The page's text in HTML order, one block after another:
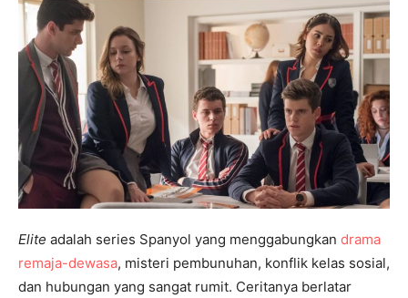
Elite adalah series Spanyol yang menggabungkan drama
remaja-dewasa, misteri pembunuhan, konflik kelas sosial,
dan hubungan yang sangat rumit. Ceritanya berlatar